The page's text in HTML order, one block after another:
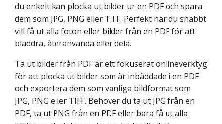
du enkelt kan plocka ut bilder ur en PDF och spara
dem som JPG, PNG eller TIFF. Perfekt när du snabbt
vill få ut alla foton eller bilder från en PDF för att
bläddra, återanvända eller dela.
Ta ut bilder från PDF är ett fokuserat onlineverktyg
för att plocka ut bilder som är inbäddade i en PDF
och exportera dem som vanliga bildformat som
JPG, PNG eller TIFF. Behöver du ta ut JPG från en
PDF, ta ut PNG från en PDF eller bara få ut alla